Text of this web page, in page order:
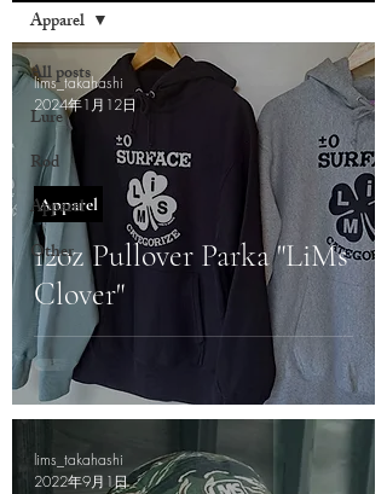
All posts
Lure
Rod
Apparel
Other
Apparel
12oz Pullover Parka "LiMs
Clover"
Apparel
lims_takahashi
2024年1月12日
lims_takahashi
2022年9月1日